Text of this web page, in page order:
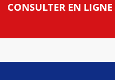
CONSULTER EN LIGNE